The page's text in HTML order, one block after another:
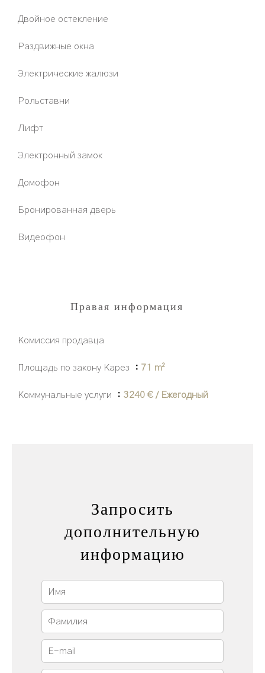
Двойное остекление
Раздвижные окна
Электрические жалюзи
Рольставни
Лифт
Электронный замок
Домофон
Бронированная дверь
Видеофон
Правая информация
Комиссия продавца
Площадь по закону Карез 71 m²
Коммунальные услуги 3240 € / Ежегодный
Запросить
дополнительную
информацию